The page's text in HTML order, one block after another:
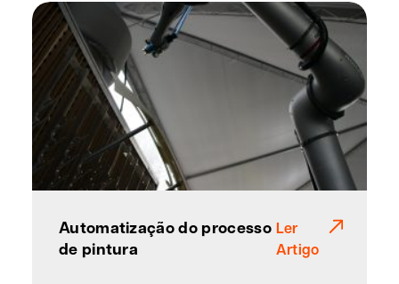
Automatização do processo
de pintura
Ler
Artigo